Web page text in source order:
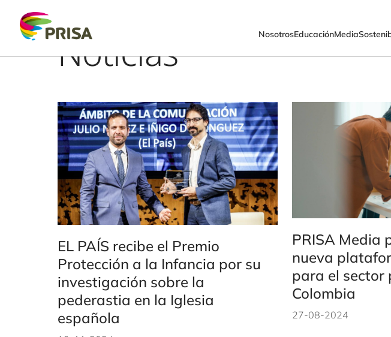
NosotrosEducaciónMedia
Noticias
EL PAÍS recibe el Premio
Protección a la Infancia por su
investigación sobre la
pederastia en la Iglesia
española
PRISA Media
nueva
para el sector
Colombia
27-08-2024